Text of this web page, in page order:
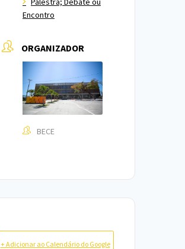
Encontro
ORGANIZADOR
BECE
+ Adicionar ao Calendário do Google